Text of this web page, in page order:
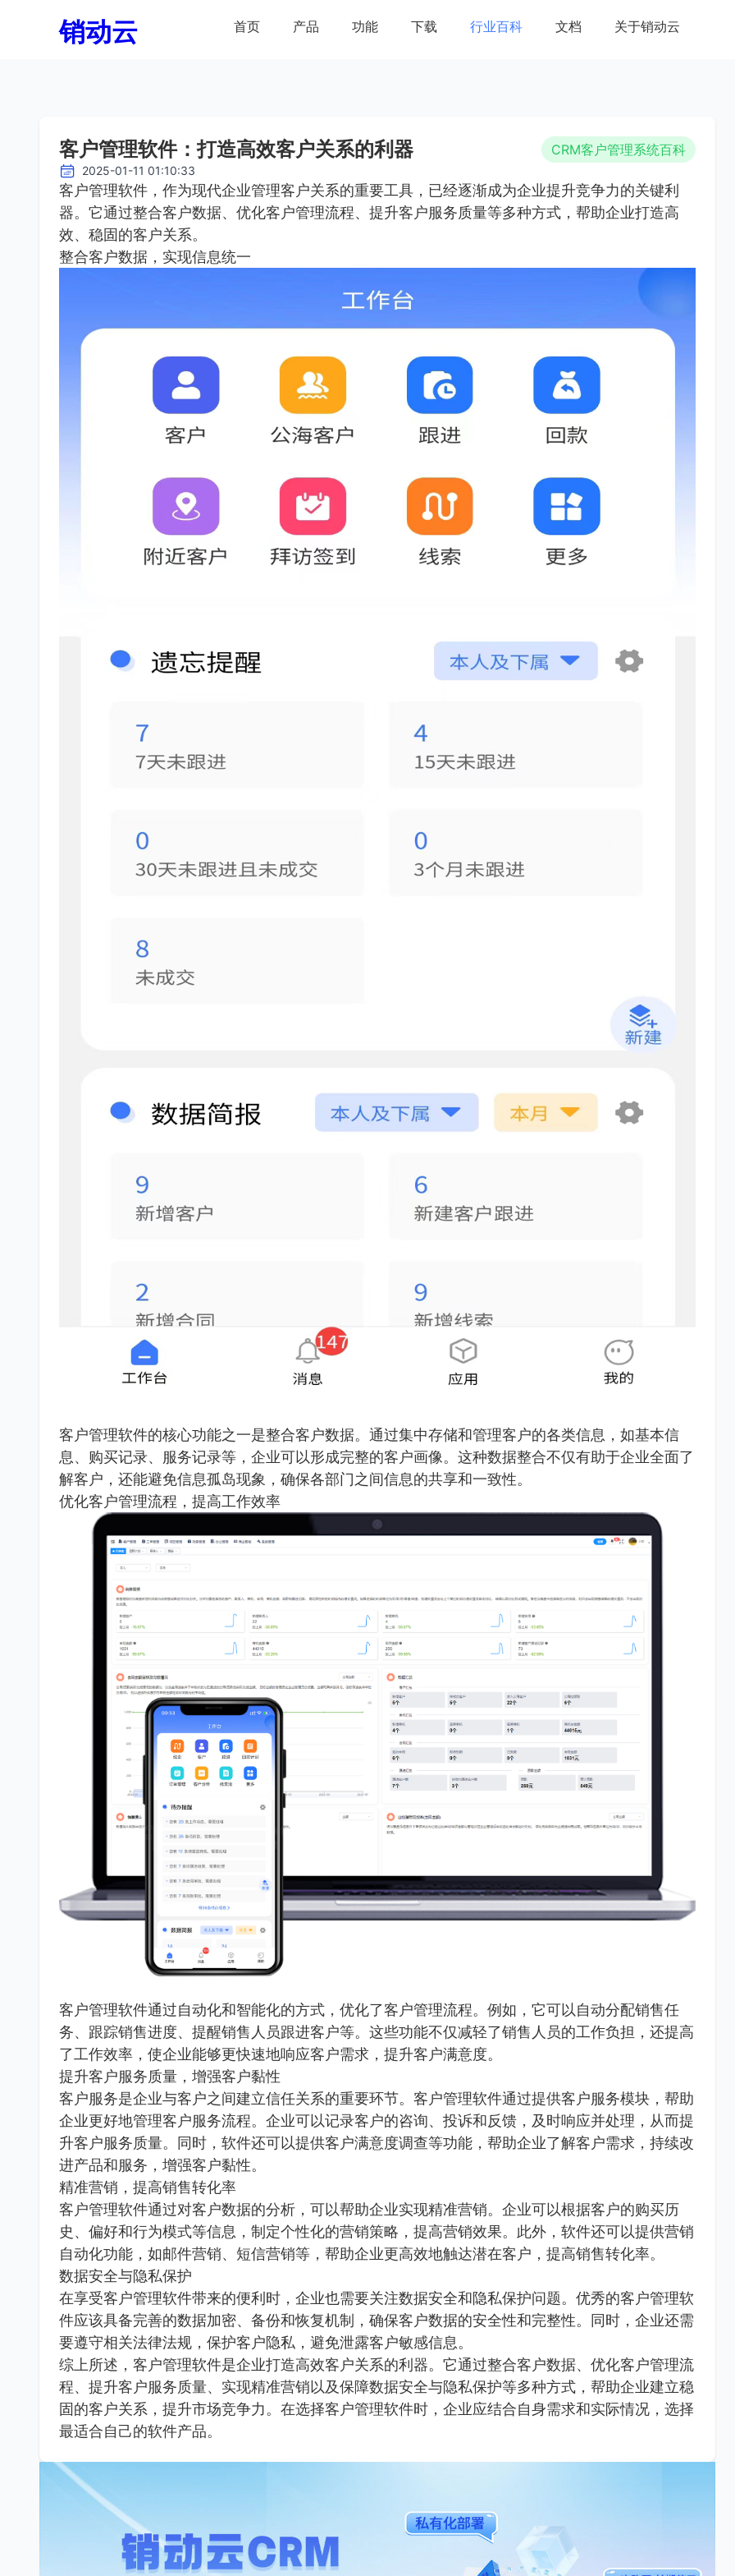
销动云 首页 产品 功能 下载 行业百科 文档 关于销动云
客户管理软件：打造高效客户关系的利器 CRM客户管理系统百科
2025-01-11 01:10:33
客户管理软件，作为现代企业管理客户关系的重要工具，已经逐渐成为企业提升竞争力的关键利
器。它通过整合客户数据、优化客户管理流程、提升客户服务质量等多种方式，帮助企业打造高
效、稳固的客户关系。
整合客户数据，实现信息统一
客户管理软件的核心功能之一是整合客户数据。通过集中存储和管理客户的各类信息，如基本信
息、购买记录、服务记录等，企业可以形成完整的客户画像。这种数据整合不仅有助于企业全面了
解客户，还能避免信息孤岛现象，确保各部门之间信息的共享和一致性。
优化客户管理流程，提高工作效率
客户管理软件通过自动化和智能化的方式，优化了客户管理流程。例如，它可以自动分配销售任
务、跟踪销售进度、提醒销售人员跟进客户等。这些功能不仅减轻了销售人员的工作负担，还提高
了工作效率，使企业能够更快速地响应客户需求，提升客户满意度。
提升客户服务质量，增强客户黏性
客户服务是企业与客户之间建立信任关系的重要环节。客户管理软件通过提供客户服务模块，帮助
企业更好地管理客户服务流程。企业可以记录客户的咨询、投诉和反馈，及时响应并处理，从而提
升客户服务质量。同时，软件还可以提供客户满意度调查等功能，帮助企业了解客户需求，持续改
进产品和服务，增强客户黏性。
精准营销，提高销售转化率
客户管理软件通过对客户数据的分析，可以帮助企业实现精准营销。企业可以根据客户的购买历
史、偏好和行为模式等信息，制定个性化的营销策略，提高营销效果。此外，软件还可以提供营销
自动化功能，如邮件营销、短信营销等，帮助企业更高效地触达潜在客户，提高销售转化率。
数据安全与隐私保护
在享受客户管理软件带来的便利时，企业也需要关注数据安全和隐私保护问题。优秀的客户管理软
件应该具备完善的数据加密、备份和恢复机制，确保客户数据的安全性和完整性。同时，企业还需
要遵守相关法律法规，保护客户隐私，避免泄露客户敏感信息。
综上所述，客户管理软件是企业打造高效客户关系的利器。它通过整合客户数据、优化客户管理流
程、提升客户服务质量、实现精准营销以及保障数据安全与隐私保护等多种方式，帮助企业建立稳
固的客户关系，提升市场竞争力。在选择客户管理软件时，企业应结合自身需求和实际情况，选择
最适合自己的软件产品。